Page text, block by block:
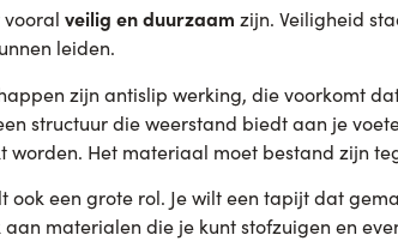
veilig en duurzaam zijn. Veiligheid
leiden.
zijn antislip werking, die voorkomt
structuur die weerstand biedt aan je
Het materiaal moet bestand zijn
ook een grote rol. Je wilt een tapijt dat
materialen die je kunt stofzuigen en